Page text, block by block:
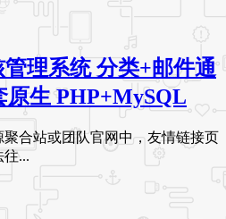
理系统 分类+邮件通
原生 PHP+MySQL
合站或团队官网中，友情链接页
...